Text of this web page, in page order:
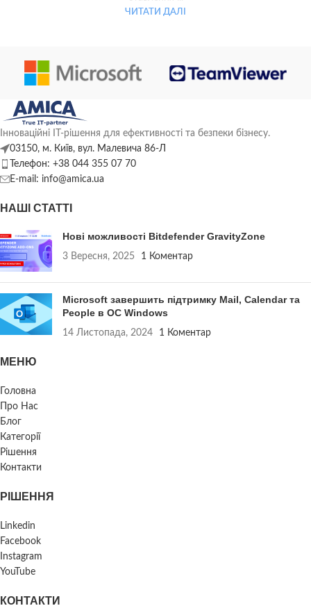
ЧИТАТИ ДАЛІ
Інноваційні ІТ-рішення для ефективності та безпеки бізнесу.
03150, м. Київ, вул. Малевича 86-Л
Телефон: +38 044 355 07 70
E-mail: info@amica.ua
НАШІ СТАТТІ
Нові можливості Bitdefender GravityZone
3 Вересня, 2025 1 Коментар
Microsoft завершить підтримку Mail, Calendar та
People в ОС Windows
14 Листопада, 2024 1 Коментар
МЕНЮ
Головна
Про Нас
Блог
Категорії
Рішення
Контакти
РІШЕННЯ
Linkedin
Facebook
Instagram
YouTube
КОНТАКТИ